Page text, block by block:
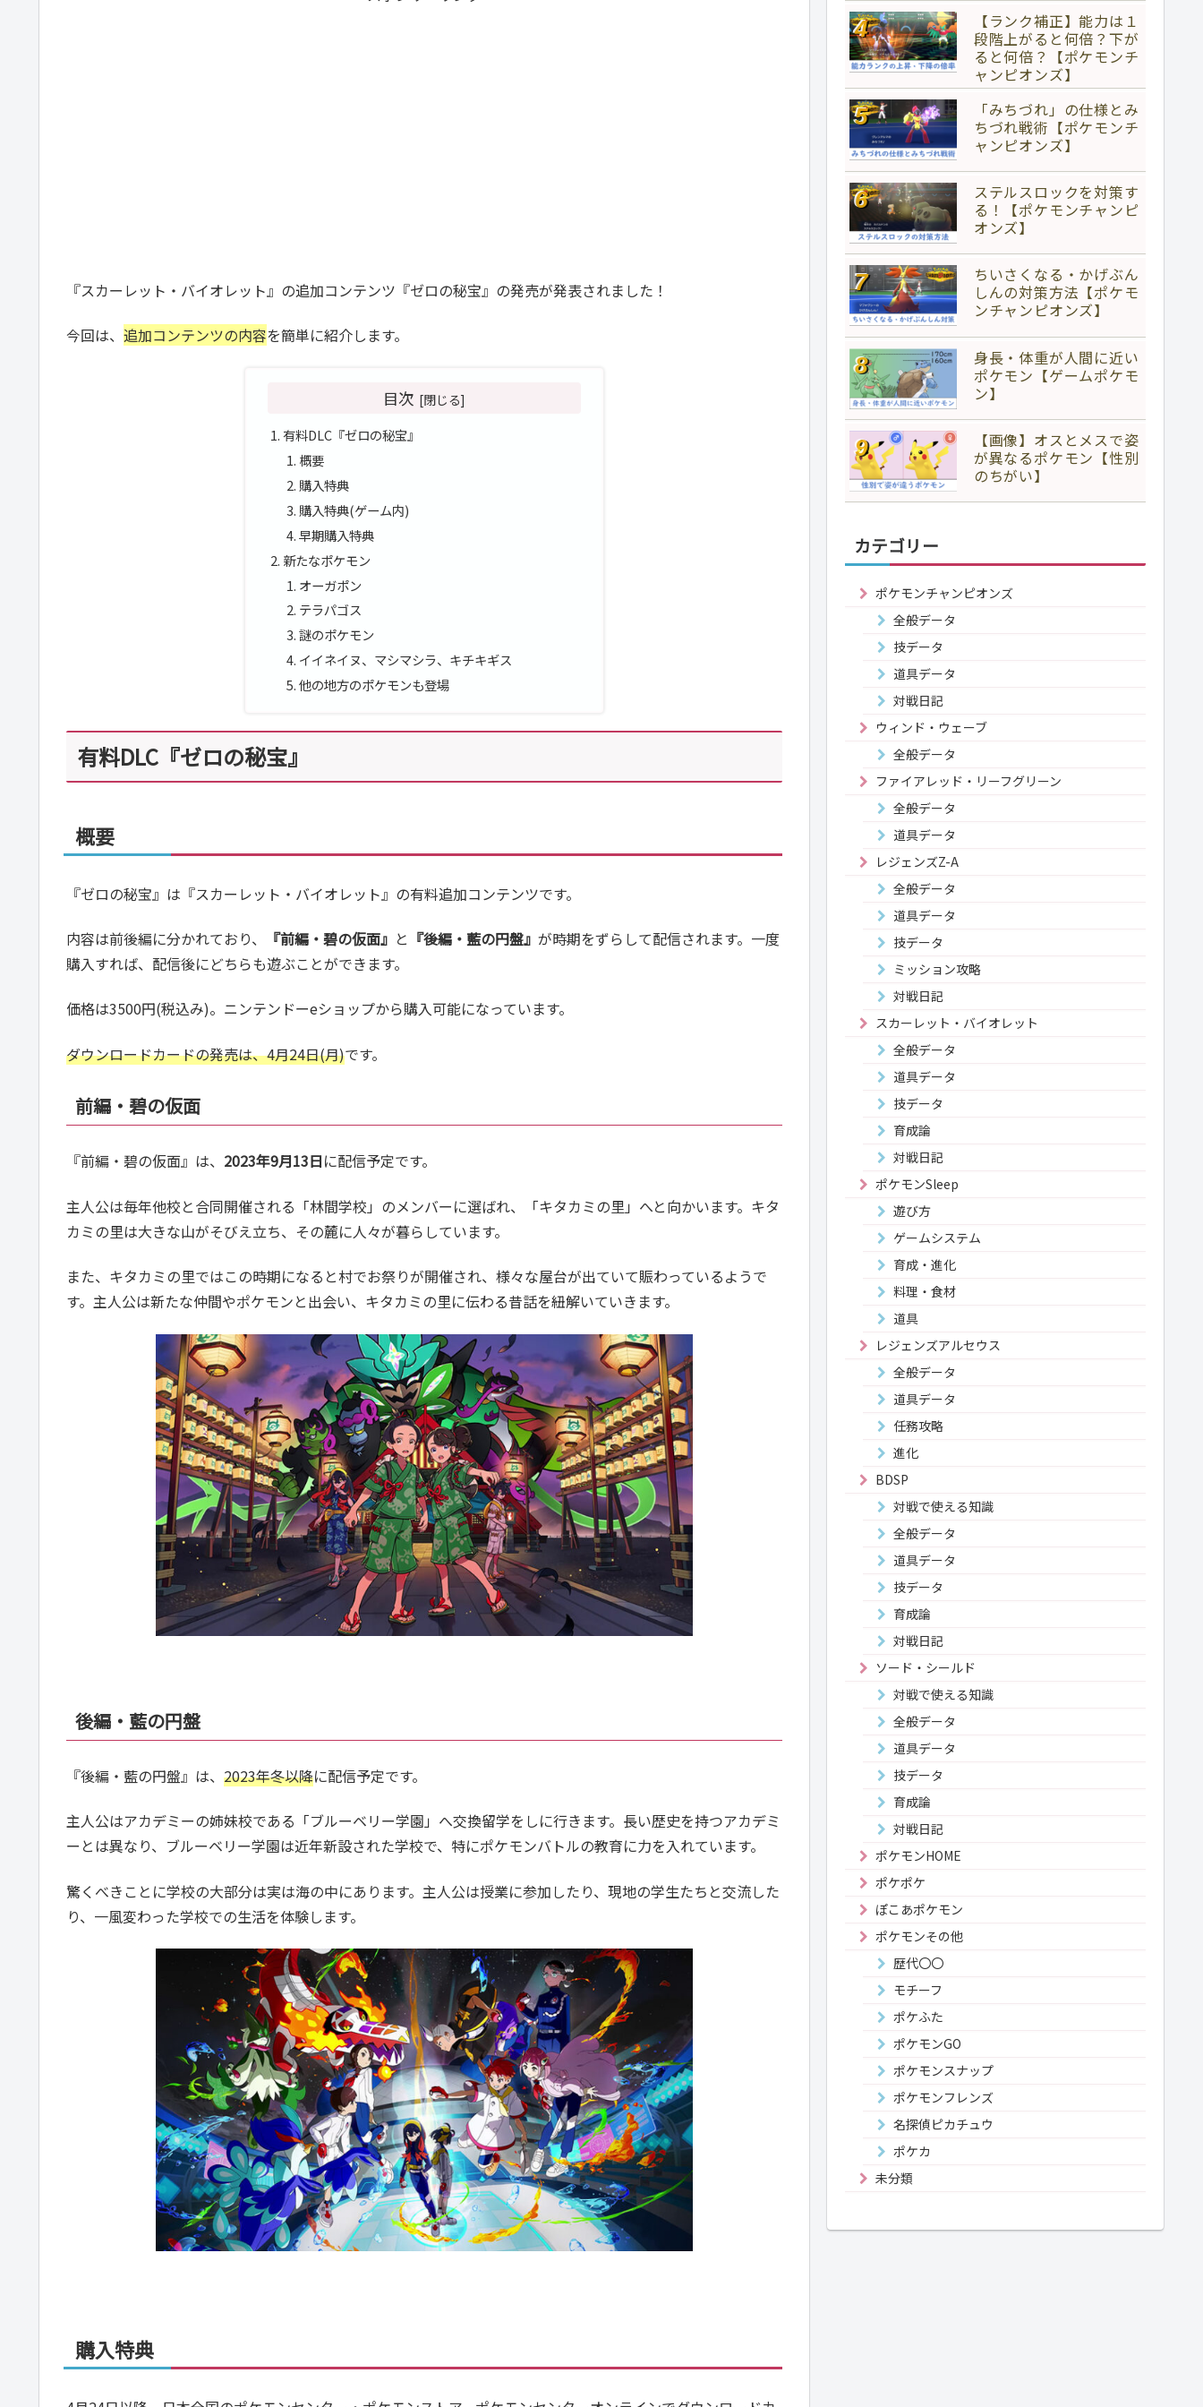
『スカーレット・バイオレット』の追加コンテンツ『ゼロの秘宝』の発売が発表されました！
今回は、 追加コンテンツの内容を簡単に紹介します。
目次
有料DLC『ゼロの秘宝』
概要
購入特典
購入特典(ゲーム内)
早期購入特典
新たなポケモン
オーガポン
テラパゴス
謎のポケモン
イイネイヌ、マシマシラ、キチキギス
他の地方のポケモンも登場
有料DLC『ゼロの秘宝』
概要
『ゼロの秘宝』は『スカーレット・バイオレット』の有料追加コンテンツです。
内容は前後編に分かれており、 『前編・碧の仮面』 と 『後編・藍の円盤』 が時期をずらして配信されます。一度
購入すれば、配信後にどちらも遊ぶことができます。
価格は3500円(税込み)。ニンテンドーeショップから購入可能になっています。
ダウンロードカードの発売は、4月24日(月)です。
前編・碧の仮面
『前編・碧の仮面』は、 2023年9月13日に配信予定です。
主人公は毎年他校と合同開催される「林間学校」のメンバーに選ばれ、「キタカミの里」へと向かいます。キタ
カミの里は大きな山がそびえ立ち、その麓に人々が暮らしています。
また、キタカミの里ではこの時期になると村でお祭りが開催され、様々な屋台が出ていて賑わっているようで
す。主人公は新たな仲間やポケモンと出会い、キタカミの里に伝わる昔話を紐解いていきます。
後編・藍の円盤
『後編・藍の円盤』は、 2023年冬以降に配信予定です。
主人公はアカデミーの姉妹校である「ブルーベリー学園」へ交換留学をしに行きます。長い歴史を持つアカデミ
ーとは異なり、ブルーベリー学園は近年新設された学校で、特にポケモンバトルの教育に力を入れています。
驚くべきことに学校の大部分は実は海の中にあります。主人公は授業に参加したり、現地の学生たちと交流した
り、一風変わった学校での生活を体験します。
購入特典
【ランク補正】能力は１
段階上がると何倍？下が
ると何倍？【ポケモンチ
ャンピオンズ】
「みちづれ」の仕様とみ
ちづれ戦術【ポケモンチ
ャンピオンズ】
ステルスロックを対策す
る！【ポケモンチャンピ
オンズ】
ちいさくなる・かげぶん
しんの対策方法【ポケモ
ンチャンピオンズ】
身長・体重が人間に近い
ポケモン【ゲームポケモ
ン】
【画像】オスとメスで姿
が異なるポケモン【性別
のちがい】
カテゴリー
ポケモンチャンピオンズ
全般データ
技データ
道具データ
対戦日記
ウィンド・ウェーブ
全般データ
ファイアレッド・リーフグリーン
全般データ
道具データ
レジェンズZ-A
全般データ
道具データ
技データ
ミッション攻略
対戦日記
スカーレット・バイオレット
全般データ
道具データ
技データ
育成論
対戦日記
ポケモンSleep
遊び方
ゲームシステム
育成・進化
料理・食材
道具
レジェンズアルセウス
全般データ
道具データ
任務攻略
進化
BDSP
対戦で使える知識
全般データ
道具データ
技データ
育成論
対戦日記
ソード・シールド
対戦で使える知識
全般データ
道具データ
技データ
育成論
対戦日記
ポケモンHOME
ポケポケ
ぽこあポケモン
ポケモンその他
歴代〇〇
モチーフ
ポケふた
ポケモンGO
ポケモンスナップ
ポケモンフレンズ
名探偵ピカチュウ
ポケカ
未分類